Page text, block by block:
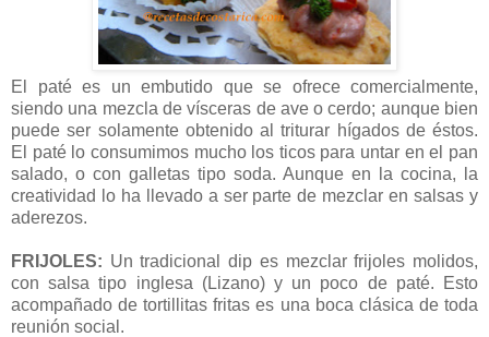
El paté es un embutido que se ofrece comercialmente,
siendo una mezcla de vísceras de ave o cerdo; aunque bien
puede ser solamente obtenido al triturar hígados de éstos.
El paté lo consumimos mucho los ticos para untar en el pan
salado, o con galletas tipo soda. Aunque en la cocina, la
creatividad lo ha llevado a ser parte de mezclar en salsas y
aderezos.
FRIJOLES: Un tradicional dip es mezclar frijoles molidos,
con salsa tipo inglesa (Lizano) y un poco de paté. Esto
acompañado de tortillitas fritas es una boca clásica de toda
reunión social.